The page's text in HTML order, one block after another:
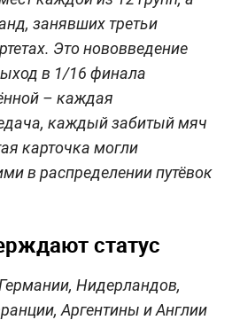
занявших третьи
Это нововведение
в 1/16 финала
– каждая
каждый забитый мяч
карточка могли
в распределении путёвок
статус
Нидерландов,
Аргентины и Англии